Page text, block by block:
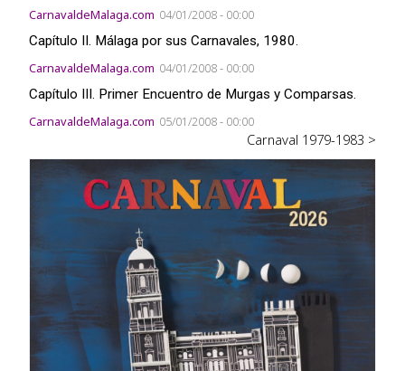
CarnavaldeMalaga.com 04/01/2008 - 00:00
Capítulo II. Málaga por sus Carnavales, 1980.
CarnavaldeMalaga.com 04/01/2008 - 00:00
Capítulo III. Primer Encuentro de Murgas y Comparsas.
CarnavaldeMalaga.com 05/01/2008 - 00:00
Carnaval 1979-1983 >